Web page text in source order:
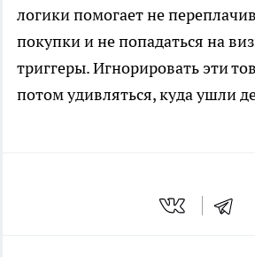
логики помогает не
покупки и не попадаться на
триггеры. Игнорировать эти
потом удивляться, куда ушли